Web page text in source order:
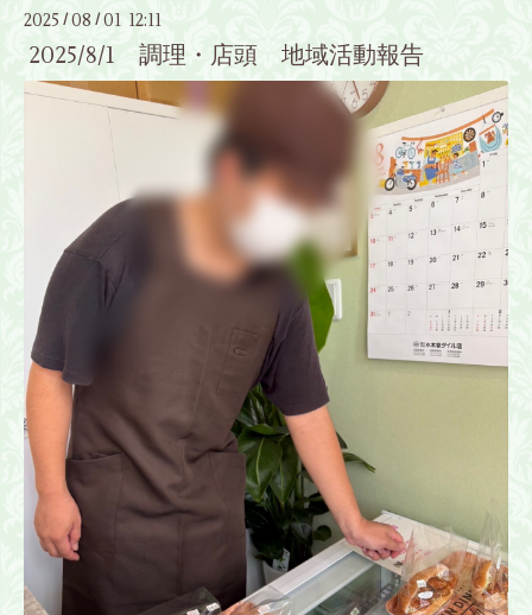
2025 /08 /01 12:11
2025/8/1 調理・店頭 地域活動報告